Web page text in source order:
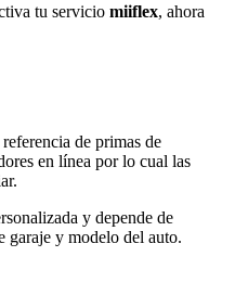
tu servicio miiflex, ahora
de primas de
en línea por lo cual las
y depende de
garaje y modelo del auto.